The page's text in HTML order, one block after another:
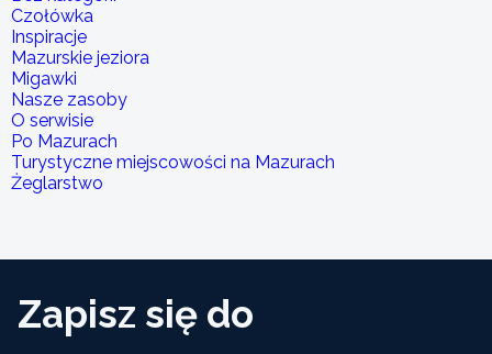
Czołówka
Inspiracje
Mazurskie jeziora
Migawki
Nasze zasoby
O serwisie
Po Mazurach
Turystyczne miejscowości na Mazurach
Żeglarstwo
Zapisz się do